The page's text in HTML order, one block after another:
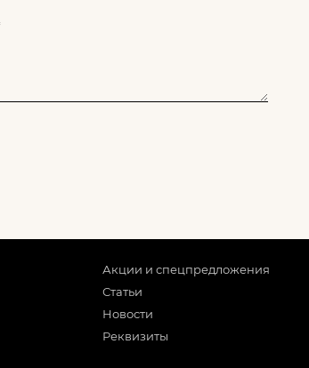
Акции и спецпредложения
Статьи
Новости
Реквизиты